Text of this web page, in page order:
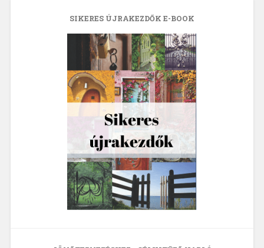
SIKERES ÚJRAKEZDŐK E-BOOK